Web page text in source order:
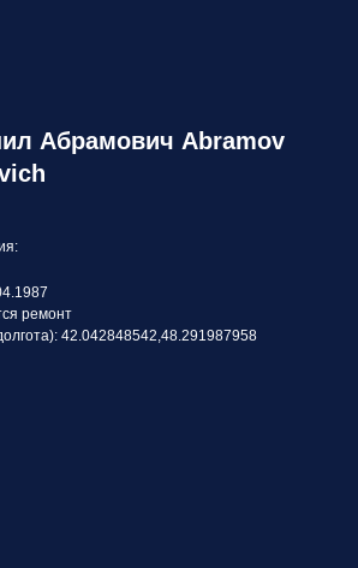
Абрамович Abramov
ремонт
42.042848542,48.291987958